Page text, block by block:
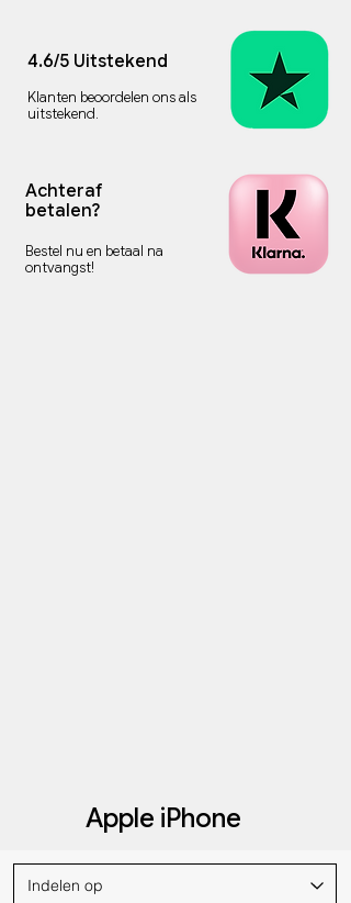
Klanten beoordelen ons als
uitstekend.
4.6/5 Uitstekend
Achteraf
betalen?
Bestel nu en betaal na
ontvangst!
Apple iPhone